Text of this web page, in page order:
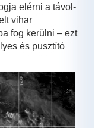
elérni a távol-
vihar
fog kerülni – ezt
és pusztító